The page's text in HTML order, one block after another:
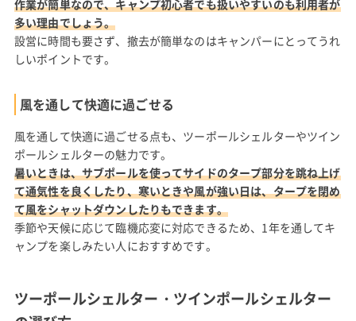
作業が簡単なので、キャンプ初心者でも扱いやすいのも利用者が
多い理由でしょう。
設営に時間も要さず、撤去が簡単なのはキャンパーにとってうれ
しいポイントです。
風を通して快適に過ごせる
風を通して快適に過ごせる点も、ツーポールシェルターやツイン
ポールシェルターの魅力です。
暑いときは、サブポールを使ってサイドのタープ部分を跳ね上げ
て通気性を良くしたり、寒いときや風が強い日は、タープを閉め
て風をシャットダウンしたりもできます。
季節や天候に応じて臨機応変に対応できるため、1年を通してキ
ャンプを楽しみたい人におすすめです。
ツーポールシェルター・ツインポールシェルター